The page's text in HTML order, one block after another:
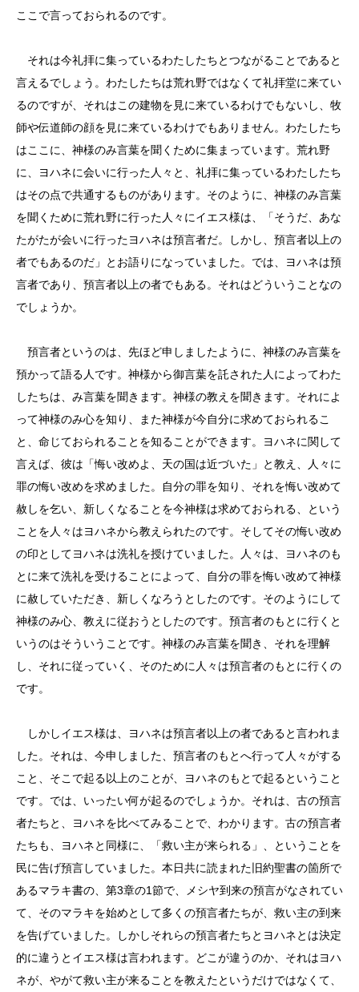
ここで言っておられるのです。
それは今礼拝に集っているわたしたちとつながることであると
言えるでしょう。わたしたちは荒れ野ではなくて礼拝堂に来てい
るのですが、それはこの建物を見に来ているわけでもないし、牧
師や伝道師の顔を見に来ているわけでもありません。わたしたち
はここに、神様のみ言葉を聞くために集まっています。荒れ野
に、ヨハネに会いに行った人々と、礼拝に集っているわたしたち
はその点で共通するものがあります。そのように、神様のみ言葉
を聞くために荒れ野に行った人々にイエス様は、「そうだ、あな
たがたが会いに行ったヨハネは預言者だ。しかし、預言者以上の
者でもあるのだ」とお語りになっていました。では、ヨハネは預
言者であり、預言者以上の者でもある。それはどういうことなの
でしょうか。
預言者というのは、先ほど申しましたように、神様のみ言葉を
預かって語る人です。神様から御言葉を託された人によってわた
したちは、み言葉を聞きます。神様の教えを聞きます。それによ
って神様のみ心を知り、また神様が今自分に求めておられるこ
と、命じておられることを知ることができます。ヨハネに関して
言えば、彼は「悔い改めよ、天の国は近づいた」と教え、人々に
罪の悔い改めを求めました。自分の罪を知り、それを悔い改めて
赦しを乞い、新しくなることを今神様は求めておられる、という
ことを人々はヨハネから教えられたのです。そしてその悔い改め
の印としてヨハネは洗礼を授けていました。人々は、ヨハネのも
とに来て洗礼を受けることによって、自分の罪を悔い改めて神様
に赦していただき、新しくなろうとしたのです。そのようにして
神様のみ心、教えに従おうとしたのです。預言者のもとに行くと
いうのはそういうことです。神様のみ言葉を聞き、それを理解
し、それに従っていく、そのために人々は預言者のもとに行くの
です。
しかしイエス様は、ヨハネは預言者以上の者であると言われま
した。それは、今申しました、預言者のもとへ行って人々がする
こと、そこで起る以上のことが、ヨハネのもとで起るということ
です。では、いったい何が起るのでしょうか。それは、古の預言
者たちと、ヨハネを比べてみることで、わかります。古の預言者
たちも、ヨハネと同様に、「救い主が来られる」、ということを
民に告げ預言していました。本日共に読まれた旧約聖書の箇所で
あるマラキ書の、第3章の1節で、メシヤ到来の預言がなされてい
て、そのマラキを始めとして多くの預言者たちが、救い主の到来
を告げていました。しかしそれらの預言者たちとヨハネとは決定
的に違うとイエス様は言われます。どこが違うのか、それはヨハ
ネが、やがて救い主が来ることを教えたというだけではなくて、